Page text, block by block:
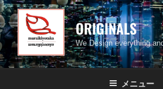
コ
ン
テ
ン
ツ
ORIGINALS
We Design everything
メニュー